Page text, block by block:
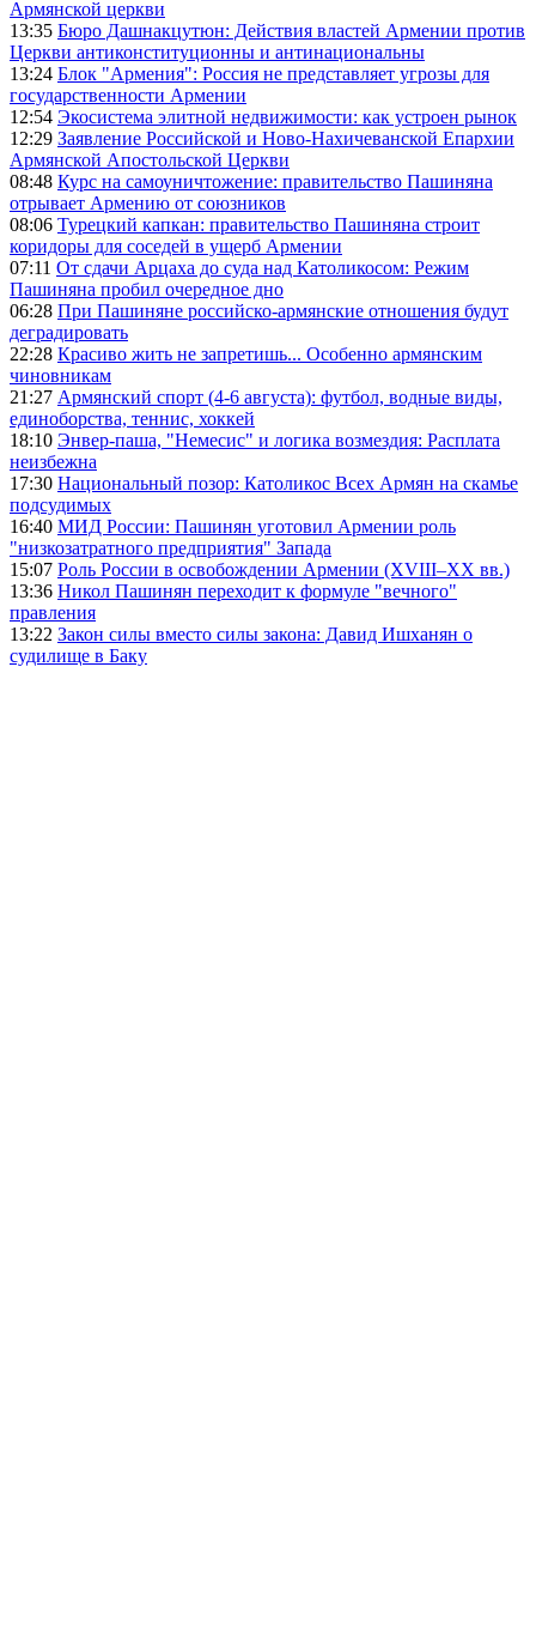
Армянской церкви
13:35 Бюро Дашнакцутюн: Действия властей Армении против
Церкви антиконституционны и антинациональны
13:24 Блок "Армения": Россия не представляет угрозы для
государственности Армении
12:54 Экосистема элитной недвижимости: как устроен рынок
12:29 Заявление Российской и Ново-Нахичеванской Епархии
Армянской Апостольской Церкви
08:48 Курс на самоуничтожение: правительство Пашиняна
отрывает Армению от союзников
08:06 Турецкий капкан: правительство Пашиняна строит
коридоры для соседей в ущерб Армении
07:11 От сдачи Арцаха до суда над Католикосом: Режим
Пашиняна пробил очередное дно
06:28 При Пашиняне российско-армянские отношения будут
деградировать
22:28 Красиво жить не запретишь... Особенно армянским
чиновникам
21:27 Армянский спорт (4-6 августа): футбол, водные виды,
единоборства, теннис, хоккей
18:10 Энвер-паша, "Немесис" и логика возмездия: Расплата
неизбежна
17:30 Национальный позор: Католикос Всех Армян на скамье
подсудимых
16:40 МИД России: Пашинян уготовил Армении роль
"низкозатратного предприятия" Запада
15:07 Роль России в освобождении Армении (XVIII–XX вв.)
13:36 Никол Пашинян переходит к формуле "вечного"
правления
13:22 Закон силы вместо силы закона: Давид Ишханян о
судилище в Баку